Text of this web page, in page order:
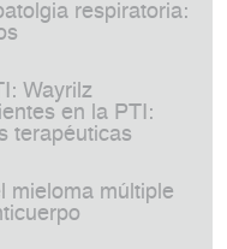
respiratoria:
Wayrilz
en la PTI:
terapéuticas
mieloma múltiple